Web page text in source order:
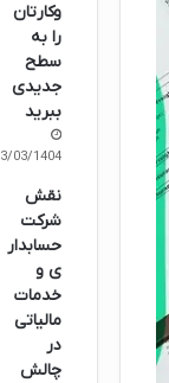
وکارتان
را به
سطح
جدیدی
ببرید
13/03/1404
نقش
شرکت
حسابدار
ی و
خدمات
مالیاتی
در
چالش